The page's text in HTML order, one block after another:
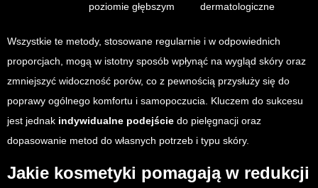
poziomie głębszym
dermatologiczne
Wszystkie te metody, stosowane regularnie i w odpowiednich
proporcjach, mogą w istotny sposób wpłynąć na wygląd skóry oraz
zmniejszyć widoczność porów, co z pewnością przysłuży się do
poprawy ogólnego komfortu i samopoczucia. Kluczem do sukcesu
jest jednak indywidualne podejście do pielęgnacji oraz
dopasowanie metod do własnych potrzeb i typu skóry.
Jakie kosmetyki pomagają w redukcji